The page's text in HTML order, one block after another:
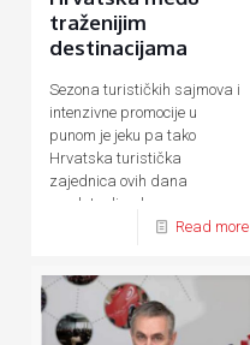
traženijim
destinacijama
Sezona turističkih sajmova i
intenzivne promocije u
punom je jeku pa tako
Hrvatska turistička
zajednica ovih dana
predstavlja ukupnu
hrvatsku turističku ponudu
Read more